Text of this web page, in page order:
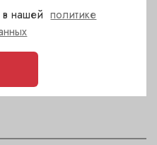
в нашейполитике